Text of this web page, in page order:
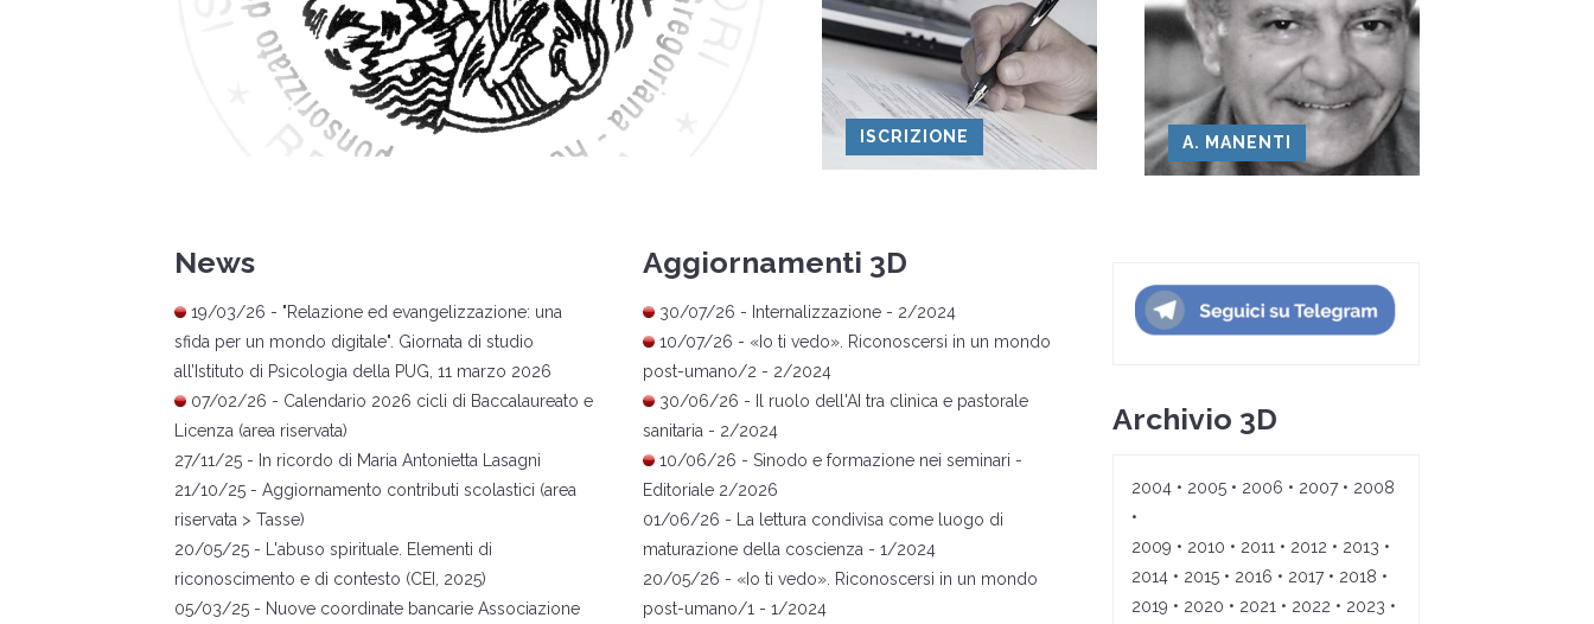
ISCRIZIONE A. MANENTI
News
19/03/26 - "Relazione ed evangelizzazione: una
sfida per un mondo digitale". Giornata di studio
all’Istituto di Psicologia della PUG, 11 marzo 2026
07/02/26 - Calendario 2026 cicli di Baccalaureato e
Licenza (area riservata)
27/11/25 - In ricordo di Maria Antonietta Lasagni
21/10/25 - Aggiornamento contributi scolastici (area
riservata > Tasse)
20/05/25 -
L'abuso spirituale. Elementi di
riconoscimento e di contesto (CEI, 2025)
05/03/25 - Nuove coordinate bancarie Associazione
Aggiornamenti 3D
30/07/26 - Internalizzazione - 2/2024
10/07/26 - « Io ti vedo» . Riconoscersi in un mondo
post-umano/2 - 2/2024
30/06/26 -
Il ruolo dell'AI tra clinica e pastorale
sanitaria - 2/2024
10/06/26 -Sinodo e formazione nei seminari -
Editoriale 2/2026
01/06/26 -
La lettura condivisa come luogo di
maturazione della coscienza - 1/2024
20/05/26 - « Io ti vedo» . Riconoscersi in un mondo
post-umano/1 - 1/2024
Archivio 3D
2004• 2005• 2006 • 2007• 2008
•
2009 • 2010 • 2011 • 2012 • 2013 •
2014• 2015• 2016 • 2017• 2018 •
2019 • 2020 • 2021 • 2022 • 2023 •